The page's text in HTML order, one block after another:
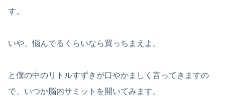
す。
いや、悩んでるくらいなら買っちまえよ。
と僕の中のリトルすずきが口やかましく言ってきますの
で、いつか脳内サミットを開いてみます。